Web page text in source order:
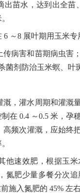
出苗水，达到出全
6 ～8 展叶期用玉米专
病害和苗期病虫害
剂防治玉米螟、叶
，灌水周期和灌溉
在 0.4 ～0.5 米，孕
频次灌溉，应始终
他速效肥，根据玉
氮肥少量多餐分次
施入氮肥的 45% 左